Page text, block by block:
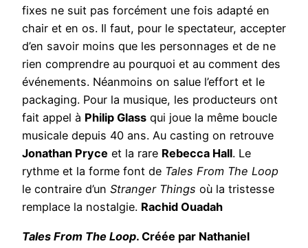
fixes ne suit pas forcément une fois adapté en
chair et en os. Il faut, pour le spectateur, accepter
d’en savoir moins que les personnages et de ne
rien comprendre au pourquoi et au comment des
événements. Néanmoins on salue l’effort et le
packaging. Pour la musique, les producteurs ont
fait appel à Philip Glass qui joue la même boucle
musicale depuis 40 ans. Au casting on retrouve
Jonathan Pryce et la rare Rebecca Hall. Le
rythme et la forme font de Tales From The Loop
le contraire d’un Stranger Things où la tristesse
remplace la nostalgie. Rachid Ouadah
Tales From The Loop. Créée par Nathaniel